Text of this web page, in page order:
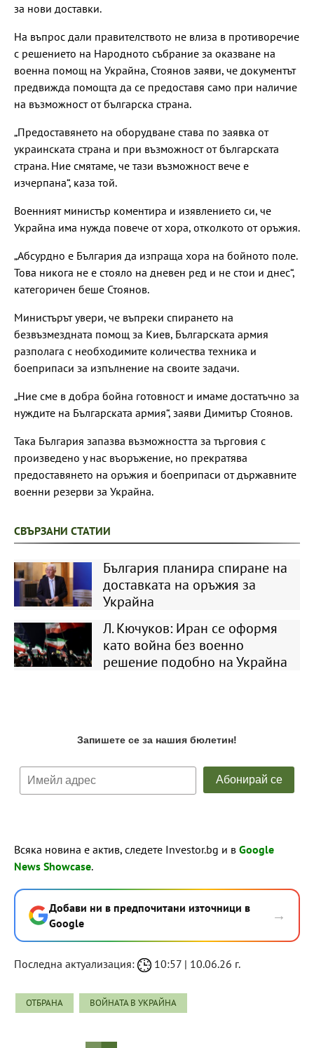
за нови доставки.
На въпрос дали правителството не влиза в противоречие
с решението на Народното събрание за оказване на
военна помощ на Украйна, Стоянов заяви, че документът
предвижда помощта да се предоставя само при наличие
на възможност от българска страна.
„Предоставянето на оборудване става по заявка от
украинската страна и при възможност от българската
страна. Ние смятаме, че тази възможност вече е
изчерпана“, каза той.
Военният министър коментира и изявлението си, че
Украйна има нужда повече от хора, отколкото от оръжия.
„Абсурдно е България да изпраща хора на бойното поле.
Това никога не е стояло на дневен ред и не стои и днес“,
категоричен беше Стоянов.
Министърът увери, че въпреки спирането на
безвъзмездната помощ за Киев, Българската армия
разполага с необходимите количества техника и
боеприпаси за изпълнение на своите задачи.
„Ние сме в добра бойна готовност и имаме достатъчно за
нуждите на Българската армия“, заяви Димитър Стоянов.
Така България запазва възможността за търговия с
произведено у нас въоръжение, но прекратява
предоставянето на оръжия и боеприпаси от държавните
военни резерви за Украйна.
СВЪРЗАНИ СТАТИИ
България планира спиране на
доставката на оръжия за
Украйна
Л. Кючуков: Иран се оформя
като война без военно
решение подобно на Украйна
Всяка новина е актив, следете Investor.bg и в Google
News Showcase.
Добави ни в предпочитани източници в
Google
→
Последна актуализация: 10:57 | 10.06.26 г.
ОТБРАНА ВОЙНАТА В УКРАЙНА